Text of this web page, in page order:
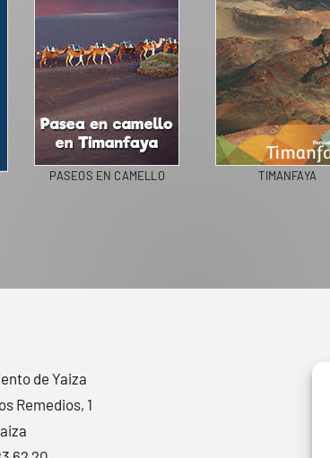
PASEOS EN CAMELLO TIMANFAYA
de Yaiza
Remedios, 1